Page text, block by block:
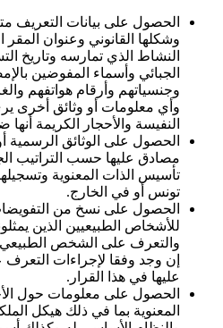
الحصول على بيانات التعريف
وشكلها القانوني وعنوان
النشاط الذي تمارسه وتاريخ
الجبائي وأسماء المفوضين
وجنسياتهم وأرقام هواتفهم
وأي معلومات أو وثائق أخرى
النفيسة والأحجار الكريمة
الحصول على الوثائق الرسمية
مصادق عليها حسب التراتيب
تأسيس الذات المعنوية
تونس أو في الخارج.
الحصول على نسخ من
للأشخاص الطبيعيين الذين
والتعرف على الشخص الطبيعي
إن وجد وفقا لإجراءات
عليها في هذا القرار.
الحصول على معلومات حول
المعنوية بما في ذلك هيكل